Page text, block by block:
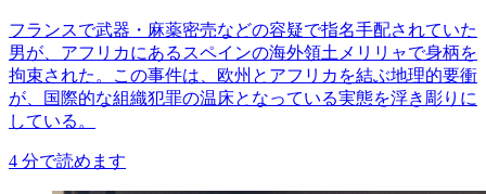
フランスで武器・麻薬密売などの容疑で指名手配されていた
男が、アフリカにあるスペインの海外領土メリリャで身柄を
拘束された。この事件は、欧州とアフリカを結ぶ地理的要衝
が、国際的な組織犯罪の温床となっている実態を浮き彫りに
している。
4 分で読めます